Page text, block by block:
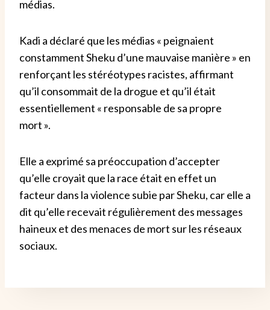
médias.
Kadi a déclaré que les médias « peignaient
constamment Sheku d’une mauvaise manière » en
renforçant les stéréotypes racistes, affirmant
qu’il consommait de la drogue et qu’il était
essentiellement « responsable de sa propre
mort ».
Elle a exprimé sa préoccupation d’accepter
qu’elle croyait que la race était en effet un
facteur dans la violence subie par Sheku, car elle a
dit qu’elle recevait régulièrement des messages
haineux et des menaces de mort sur les réseaux
sociaux.